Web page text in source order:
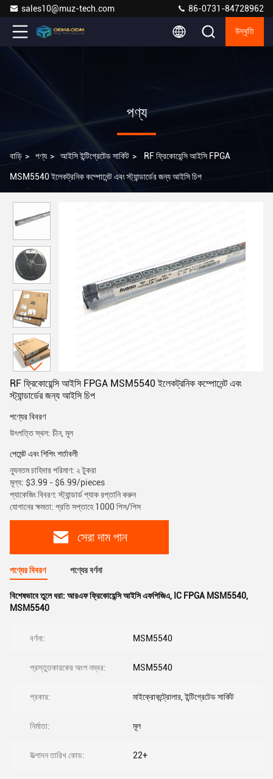
sales10@muz-tech.com 86-0731-84728962
উদ্ধৃতি
পণ্য
বাড়ি > পণ্য > আইসি ইন্টিগ্রেটেড সার্কিট > RF ফ্রিকোয়েন্সি আইসি FPGA
MSM5540 ইলেকট্রনিক কম্পোনেন্ট এবং স্ট্যান্ডার্ডের জন্য আইসি চিপ
RF ফ্রিকোয়েন্সি আইসি FPGA MSM5540 ইলেকট্রনিক কম্পোনেন্ট এবং
স্ট্যান্ডার্ডের জন্য আইসি চিপ
পণ্যের বিবরণ
উৎপত্তি স্থল: চীন, মূল
পেমেন্ট এবং শিপিং শর্তাবলী
ন্যূনতম চাহিদার পরিমাণ: ২ টুকরা
মূল্য: $3.99 - $6.99/pieces
প্যাকেজিং বিবরণ: স্ট্যান্ডার্ড প্যাক রপ্তানি করুন
যোগানের ক্ষমতা: প্রতি সপ্তাহে 1000 পিস/পিস
সেরা দাম পান
পণ্যের বিবরণ পণ্যের বর্ণনা
বিশেষভাবে তুলে ধরা: আরএফ ফ্রিকোয়েন্সি আইসি এফপিজিএ, IC FPGA MSM5540,
MSM5540
বর্ণনা: MSM5540
প্রস্তুতকারকের অংশ নম্বর: MSM5540
প্রকার: মাইক্রোকন্ট্রোলার, ইন্টিগ্রেটেড সার্কিট
নির্মাতা: মূল
উত্পাদন তারিখ কোড: 22+